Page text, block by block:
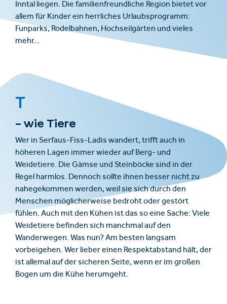
Inntal liegen. Die familienfreundliche Region bietet vor
allem für Kinder ein herrliches Urlaubsprogramm:
Funparks, Rodelbahnen, Hochseilgärten und vieles
mehr…
T
– wie Tiere
Wer in Serfaus-Fiss-Ladis wandert, trifft auch in
höheren Lagen immer wieder auf Berg- und
Weidetiere. Die Gämse und Steinböcke sind in der
Regel harmlos. Dennoch sollte ihnen besser nicht zu
nahegekommen werden, weil sie sich durch den
Menschen möglicherweise bedroht oder gestört
fühlen. Auch mit den Kühen ist das so eine Sache: Viele
Weidetiere befinden sich manchmal auf den
Wanderwegen. Was nun? Am besten langsam
vorbeigehen. Wer lieber einen Respektabstand hält, der
ist allemal auf der sicheren Seite, wenn er im großen
Bogen um die Kühe herumgeht.